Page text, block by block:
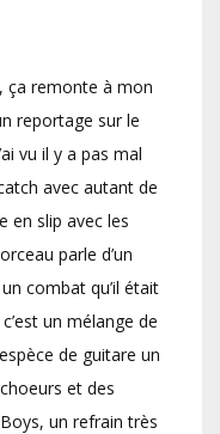
ça remonte à mon
reportage sur le
vu il y a pas mal
avec autant de
en slip avec les
parle d’un
combat qu’il était
un mélange de
de guitare un
et des
un refrain très